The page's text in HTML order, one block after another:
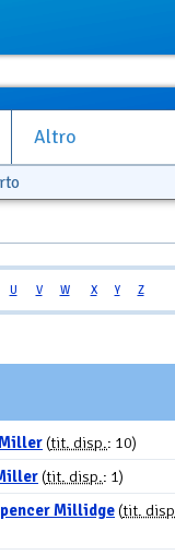
Altro
U V W X Y Z
(tit. disp.: 10)
(tit. disp.: 1)
Millidge(tit.